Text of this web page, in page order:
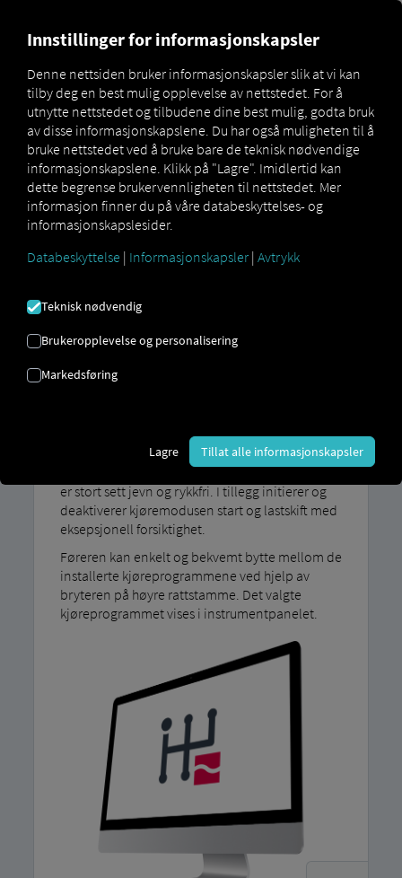
Marketplace
MAN
DigitalServices
MAN
Now
MAN TipMatic
Tanker
TANKSKIP
Kjøreprogram: Væsketransport
spesielt utviklet for transport av væsker,
benytter en spesielt forsiktig girskiftstrategi:
girskift utføres så sjelden som mulig, og clutchen
er stort sett jevn og rykkfri. I tillegg initierer og
deaktiverer kjøremodusen start og lastskift med
eksepsjonell forsiktighet.
Føreren kan enkelt og bekvemt bytte mellom de
installerte kjøreprogrammene ved hjelp av
bryteren på høyre rattstamme. Det valgte
kjøreprogrammet vises i instrumentpanelet.
Innstillinger for informasjonskapsler
Denne nettsiden bruker informasjonskapsler slik at vi kan
tilby deg en best mulig opplevelse av nettstedet. For å
utnytte nettstedet og tilbudene dine best mulig, godta bruk
av disse informasjonskapslene. Du har også muligheten til å
bruke nettstedet ved å bruke bare de teknisk nødvendige
informasjonskapslene. Klikk på "Lagre". Imidlertid kan
dette begrense brukervennligheten til nettstedet. Mer
informasjon finner du på våre databeskyttelses- og
informasjonskapslesider.
Databeskyttelse | Informasjonskapsler | Avtrykk
Teknisk nødvendig
Brukeropplevelse og personalisering
Markedsføring
Lagre Tillat alle informasjonskapsler